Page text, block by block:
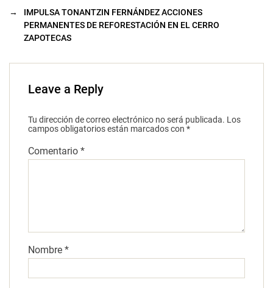
→
IMPULSA TONANTZIN FERNÁNDEZ ACCIONES
PERMANENTES DE REFORESTACIÓN EN EL CERRO
ZAPOTECAS
Leave a Reply
Tu dirección de correo electrónico no será publicada. Los
campos obligatorios están marcados con *
Comentario *
Nombre *